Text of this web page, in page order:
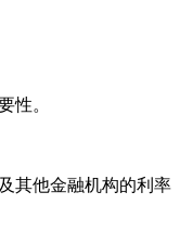
性。
他金融机构的利率